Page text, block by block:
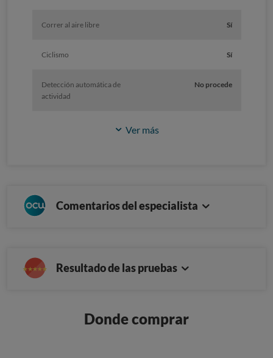
Correr al aire libre Sí
Ciclismo Sí
Detección automática de
actividad
No procede
Ver más
Comentarios del especialista
Resultado de las pruebas
Donde comprar